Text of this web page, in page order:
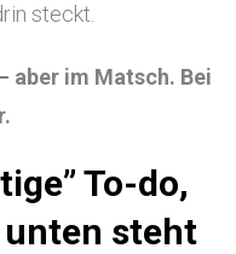
steckt.
aber im Matsch. Bei
To-do,
steht